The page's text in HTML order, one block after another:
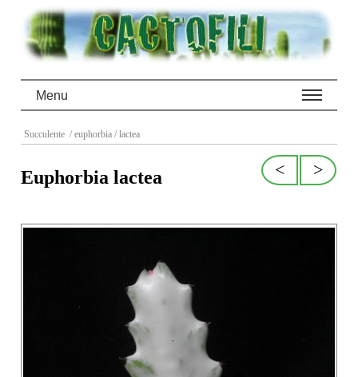
Menu
Succulente / euphorbia / lactea
>
<
Euphorbia lactea